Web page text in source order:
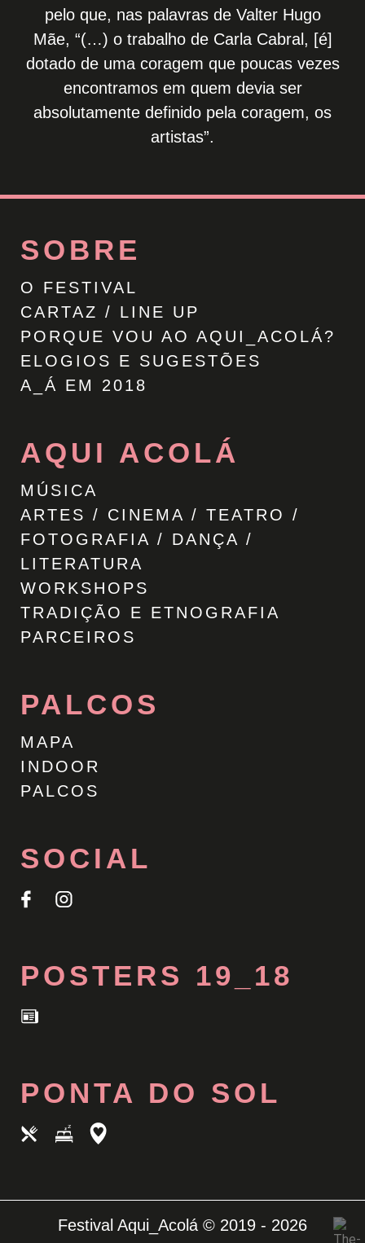
pelo que, nas palavras de Valter Hugo
Mãe, “(…) o trabalho de Carla Cabral, [é]
dotado de uma coragem que poucas vezes
encontramos em quem devia ser
absolutamente definido pela coragem, os
artistas”.
SOBRE
O FESTIVAL
CARTAZ / LINE UP
PORQUE VOU AO AQUI_ACOLÁ?
ELOGIOS E SUGESTÕES
A_Á EM 2018
AQUI ACOLÁ
MÚSICA
ARTES / CINEMA / TEATRO /
FOTOGRAFIA / DANÇA /
LITERATURA
WORKSHOPS
TRADIÇÃO E ETNOGRAFIA
PARCEIROS
PALCOS
MAPA
INDOOR
PALCOS
SOCIAL
POSTERS 19_18
PONTA DO SOL
Festival Aqui_Acolá © 2019 - 2026